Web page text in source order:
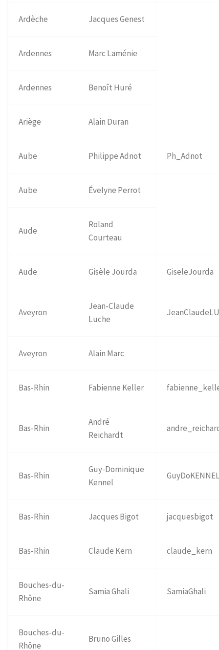
Ardèche Jacques Genest
Ardennes Marc Laménie
Ardennes Benoît Huré
Ariège Alain Duran
Aube Philippe Adnot Ph_Adnot
Aube Évelyne Perrot
Aude
Roland
Courteau
Aude Gisèle Jourda GiseleJourda
Aveyron
Jean-Claude
Luche
Aveyron Alain Marc
Bas-Rhin Fabienne Keller
Bas-Rhin
André
Reichardt
Bas-Rhin
Guy-Dominique
Kennel
Bas-Rhin Jacques Bigot jacquesbigot
Bas-Rhin Claude Kern claude_kern
Bouches-du-
Rhône
Samia Ghali SamiaGhali
Bouches-du-
Rhône
Bruno Gilles